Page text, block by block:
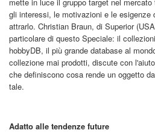
gli interessi, le motivazioni e le esigenze
attrarlo. Christian Braun, di Superior
particolare di questo Speciale: il
hobbyDB, il più grande database al
collezione mai prodotti, discute con
che definiscono cosa rende un oggetto
tale.
Adatto alle tendenze future